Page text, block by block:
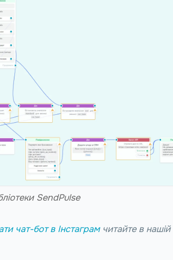
SendPulse
чат-бот в Інстаграмчитайте в нашій